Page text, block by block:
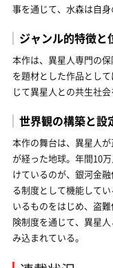
事を通じて、水森は自
ジャンル的特徴と
本作は、異星人専門の
を題材とした作品とし
じて異星人との共生社会
世界観の構築と設
本作の舞台は、異星人
が経った地球。年間10
けているのが、銀河金
る制度として機能して
いるものをはじめ、盗
険制度を通じて、異星
み込まれている。